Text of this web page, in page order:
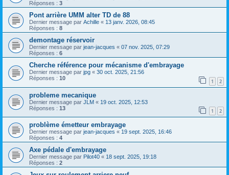
Réponses : 3
Pont arrière UMM alter TD de 88
Dernier message par Achille « 13 janv. 2026, 08:45
Réponses : 8
demontage réservoir
Dernier message par jean-jacques « 07 nov. 2025, 07:29
Réponses : 6
Cherche référence pour mécanisme d'embrayage
Dernier message par jpg « 30 oct. 2025, 21:56
Réponses : 10 1 2
probleme mecanique
Dernier message par JLM « 19 oct. 2025, 12:53
Réponses : 13 1 2
problème émetteur embrayage
Dernier message par jean-jacques « 19 sept. 2025, 16:46
Réponses : 4
Axe pédale d'embrayage
Dernier message par Pilot40 « 18 sept. 2025, 19:18
Réponses : 2